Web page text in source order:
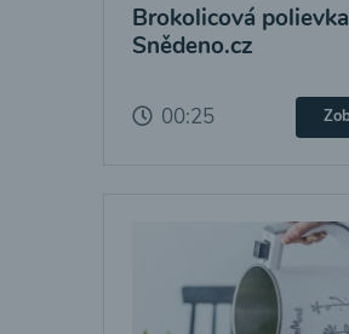
Brokolicová
Snědeno.cz
00:25